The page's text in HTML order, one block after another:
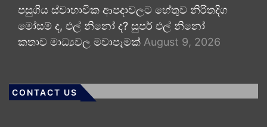
පසුගිය ස්වාභාවික ආපදාවලට හේතුව නිරිතදිග
මෝසම් ද, එල් නිනෝ ද? සුපර් එල් නිනෝ
කතාව මාධ්‍යවල මවාපෑමක් August 9, 2026
CONTACT US